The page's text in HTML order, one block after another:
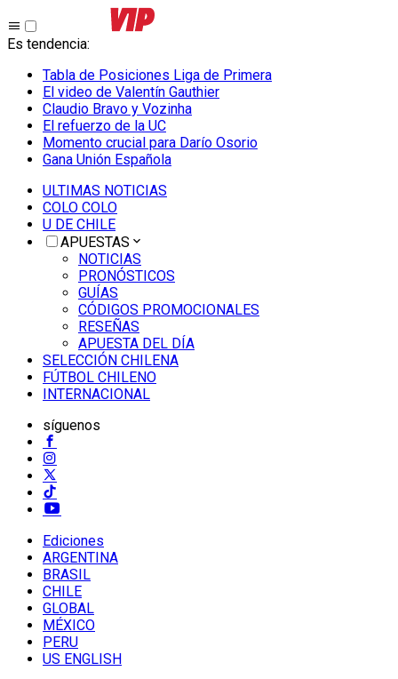
Es tendencia:
Tabla de Posiciones Liga de Primera
El video de Valentín Gauthier
Claudio Bravo y Vozinha
El refuerzo de la UC
Momento crucial para Darío Osorio
Gana Unión Española
ULTIMAS NOTICIAS
COLO COLO
U DE CHILE
APUESTAS
NOTICIAS
PRONÓSTICOS
GUÍAS
CÓDIGOS PROMOCIONALES
RESEÑAS
APUESTA DEL DÍA
SELECCIÓN CHILENA
FÚTBOL CHILENO
INTERNACIONAL
síguenos
Ediciones
ARGENTINA
BRASIL
CHILE
GLOBAL
MÉXICO
PERU
US ENGLISH